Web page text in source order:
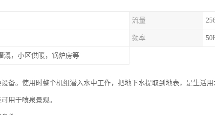
流量
频率
溉，小区供暖，锅炉房等
备。使用时整个机组潜入水中工作，把地下水提取到地表，是生活用
用于喷泉景观。